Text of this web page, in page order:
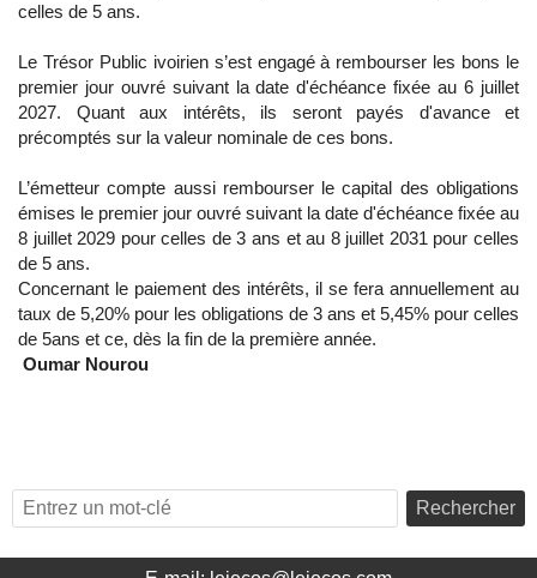
celles de 5 ans.
Le Trésor Public ivoirien s’est engagé à rembourser les bons le
premier jour ouvré suivant la date d'échéance fixée au 6 juillet
2027. Quant aux intérêts, ils seront payés d'avance et
précomptés sur la valeur nominale de ces bons.
L’émetteur compte aussi rembourser le capital des obligations
émises le premier jour ouvré suivant la date d'échéance fixée au
8 juillet 2029 pour celles de 3 ans et au 8 juillet 2031 pour celles
de 5 ans.
Concernant le paiement des intérêts, il se fera annuellement au
taux de 5,20% pour les obligations de 3 ans et 5,45% pour celles
de 5ans et ce, dès la fin de la première année.
Oumar Nourou
Rechercher